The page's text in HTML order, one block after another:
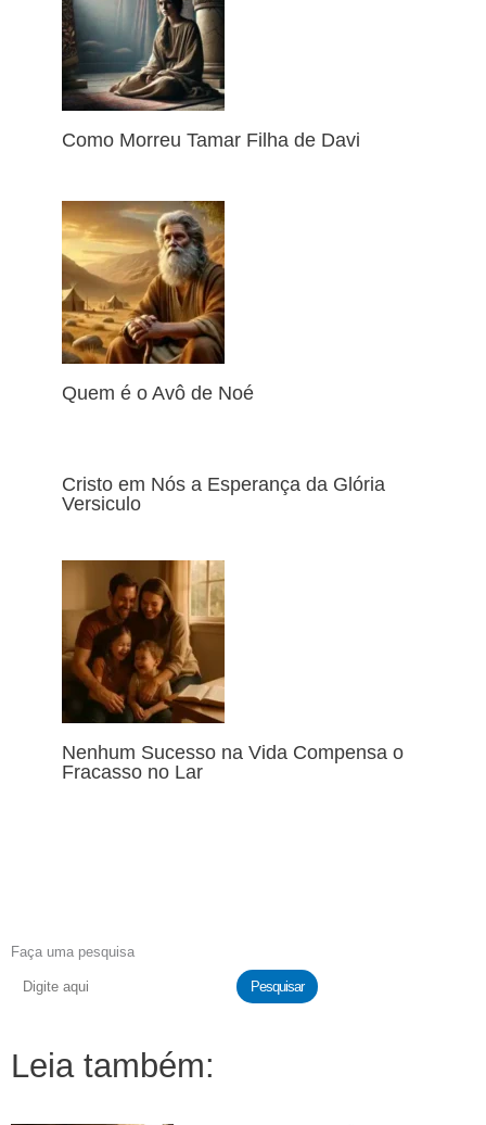
Como Morreu Tamar Filha de Davi
Quem é o Avô de Noé
Cristo em Nós a Esperança da Glória
Versiculo
Nenhum Sucesso na Vida Compensa o
Fracasso no Lar
Faça uma pesquisa
Pesquisar
Leia também: